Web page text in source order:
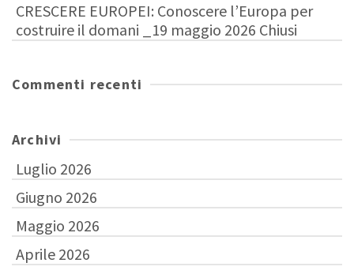
CRESCERE EUROPEI: Conoscere l’Europa per
costruire il domani _19 maggio 2026 Chiusi
Commenti recenti
Archivi
Luglio 2026
Giugno 2026
Maggio 2026
Aprile 2026